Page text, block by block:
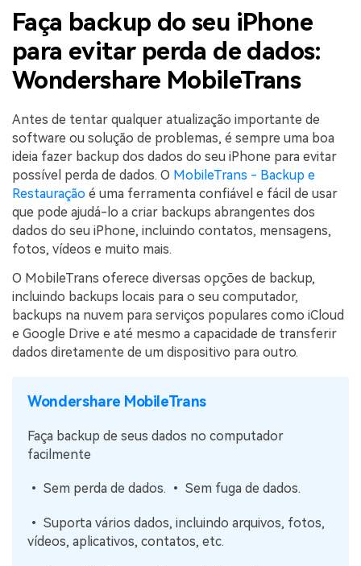
Faça backup do seu iPhone
para evitar perda de dados:
Wondershare MobileTrans
Antes de tentar qualquer atualização importante de
software ou solução de problemas, é sempre uma boa
ideia fazer backup dos dados do seu iPhone para evitar
possível perda de dados. O MobileTrans - Backup e
Restauração é uma ferramenta confiável e fácil de usar
que pode ajudá-lo a criar backups abrangentes dos
dados do seu iPhone, incluindo contatos, mensagens,
fotos, vídeos e muito mais.
O MobileTrans oferece diversas opções de backup,
incluindo backups locais para o seu computador,
backups na nuvem para serviços populares como iCloud
e Google Drive e até mesmo a capacidade de transferir
dados diretamente de um dispositivo para outro.
Wondershare MobileTrans
Faça backup de seus dados no computador
facilmente
• Sem perda de dados. • Sem fuga de dados.
• Suporta vários dados, incluindo arquivos, fotos,
vídeos, aplicativos, contatos, etc.